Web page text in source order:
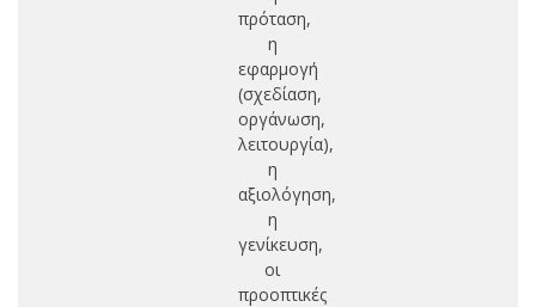
πρόταση,
η
εφαρμογή
(σχεδίαση,
οργάνωση,
λειτουργία),
η
αξιολόγηση,
η
γενίκευση,
οι
προοπτικές